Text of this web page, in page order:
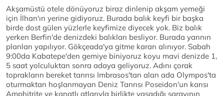
Akşamüstü otele dönüyoruz biraz dinlenip akşam yemeği
için İlhan'ın yerine gidiyoruz. Burada balık keyfi bir başka
birde dost gülen yüzlerle keyfimize diyecek yok. Biz balık
yerken Berfin'de denizdeki balıkları besliyor. Burada yarının
planları yapılıyor. Gökçeada'ya gitme kararı alınıyor. Sabah
9:00da Kabatepe'den gemiye biniyoruz koyu mavi denizde 1,
5 saat yolculuktan sonra adaya geliyoruz. Adını çorak
toprakların bereket tanrısı Imbrasos'tan alan ada Olympos'ta
oturmaktan hoşlanmayan Deniz Tanrısı Poseidon'un karısı
Amphitrite ve kanatlı atlarıyla birlikte yaşadığı sarayının